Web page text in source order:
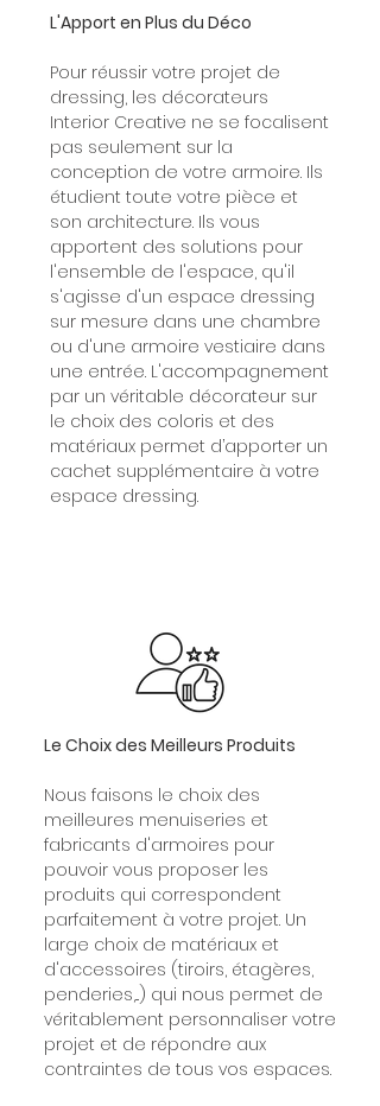
L'Apport en Plus du Déco
Pour réussir votre projet de
dressing, les décorateurs
Interior Creative ne se focalisent
pas seulement sur la
conception de votre armoire. Ils
étudient toute votre pièce et
son architecture. Ils vous
apportent des solutions pour
l'ensemble de l'espace, qu'il
s'agisse d'un espace dressing
sur mesure dans une chambre
ou d'une armoire vestiaire dans
une entrée. L'accompagnement
par un véritable décorateur sur
le choix des coloris et des
matériaux permet d’apporter un
cachet supplémentaire à votre
espace dressing.
Le Choix des Meilleurs Produits
​Nous faisons le choix des
meilleures menuiseries et
fabricants d'armoires pour
pouvoir vous proposer les
produits qui correspondent
parfaitement à votre projet. Un
large choix de matériaux et
d'accessoires (tiroirs, étagères,
penderies,...) qui nous permet de
véritablement personnaliser votre
projet et de répondre aux
contraintes de tous vos espaces.